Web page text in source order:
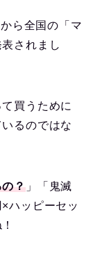
ら全国の「マ
されまし
買うために
るのではな
の？ 」「鬼滅
ハッピーセッ